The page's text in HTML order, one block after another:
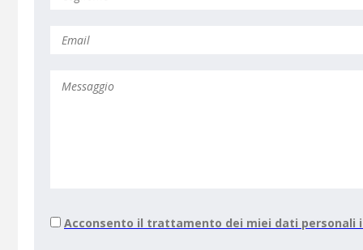
Acconsento il trattamento dei miei dati personali